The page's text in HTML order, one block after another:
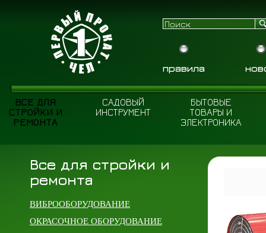
правила
ВСЕ ДЛЯ
СТРОЙКИ И
РЕМОНТА
САДОВЫЙ
ИНСТРУМЕНТ
БЫТОВЫЕ
ТОВАРЫ И
ЭЛЕКТРОНИКА
Все для стройки и
ремонта
ВИБРООБОРУДОВАНИЕ
ОКРАСОЧНОЕ ОБОРУДОВАНИЕ